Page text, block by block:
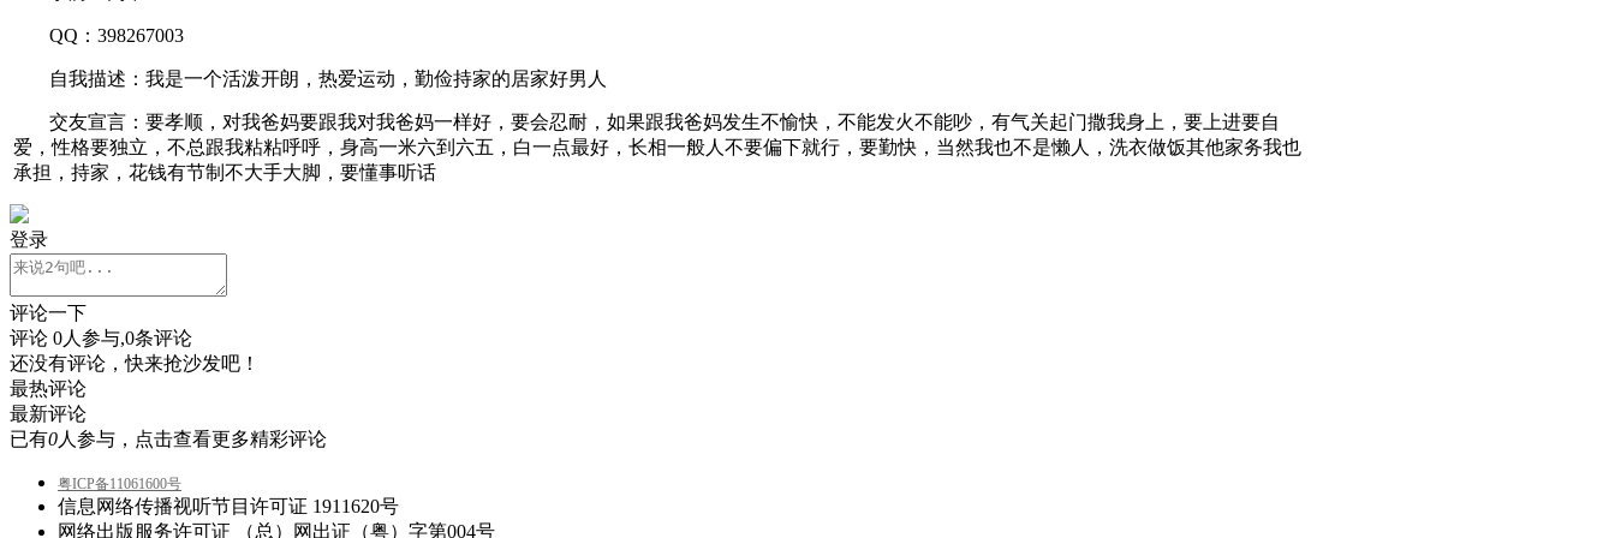
QQ：398267003
自我描述：我是一个活泼开朗，热爱运动，勤俭持家的居家好男人
交友宣言：要孝顺，对我爸妈要跟我对我爸妈一样好，要会忍耐，如果跟我爸妈发生不愉快，不能发火不能吵，有气关起门撒我身上，要上进要自
爱，性格要独立，不总跟我粘粘呼呼，身高一米六到六五，白一点最好，长相一般人不要偏下就行，要勤快，当然我也不是懒人，洗衣做饭其他家务我也
承担，持家，花钱有节制不大手大脚，要懂事听话
登录
评论一下
评论 0人参与,0条评论
还没有评论，快来抢沙发吧！
最热评论
最新评论
已有0人参与，点击查看更多精彩评论
粤ICP备11061600号
信息网络传播视听节目许可证 1911620号
网络出版服务许可证 （总）网出证（粤）字第004号